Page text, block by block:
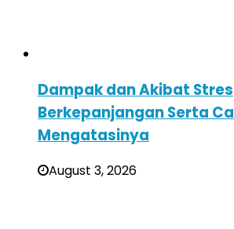
Dampak dan Akibat Stres
Berkepanjangan Serta
Mengatasinya
August 3, 2026